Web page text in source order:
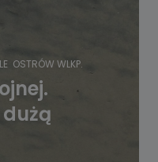
OSTRÓW WLKP.